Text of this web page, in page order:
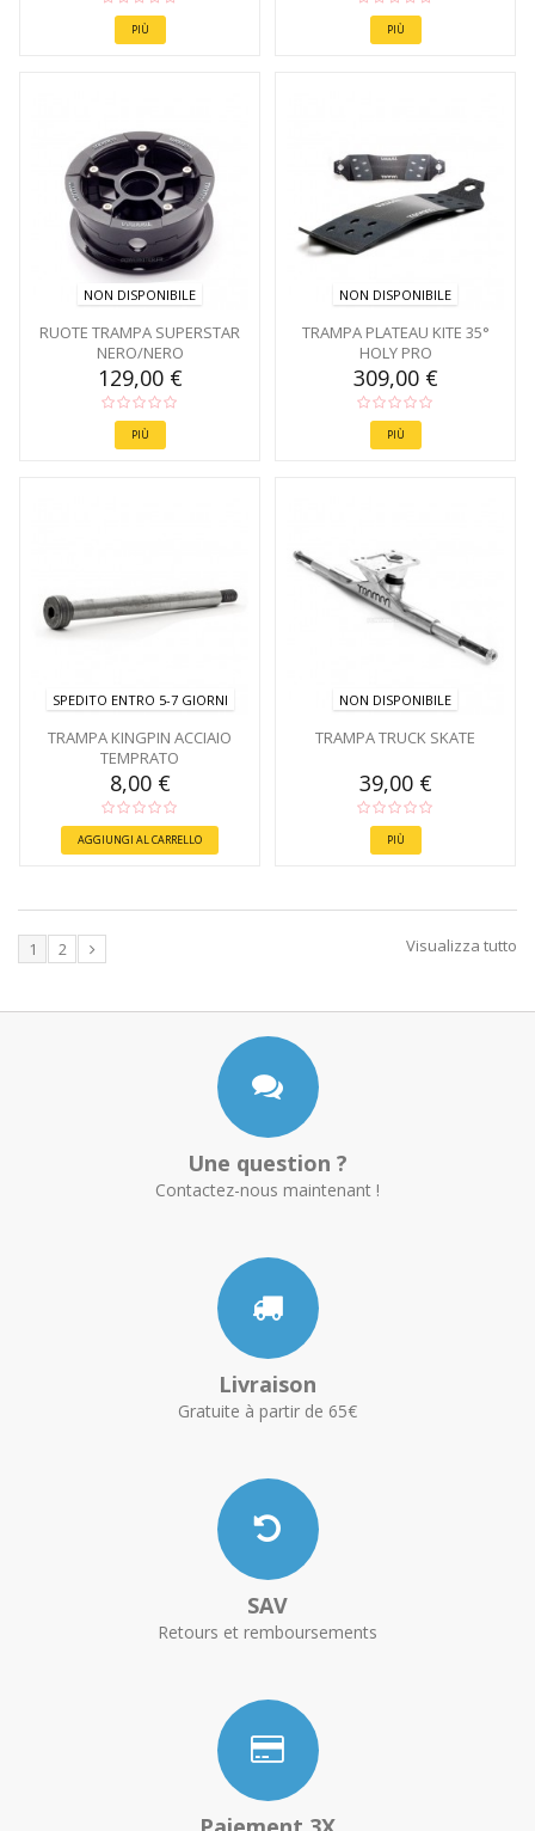
PIÙ PIÙ
NON DISPONIBILE
RUOTE TRAMPA SUPERSTAR
NERO/NERO
129,00 €
PIÙ
NON DISPONIBILE
TRAMPA PLATEAU KITE 35°
HOLY PRO
309,00 €
PIÙ
SPEDITO ENTRO 5-7 GIORNI
TRAMPA KINGPIN ACCIAIO
TEMPRATO
8,00 €
AGGIUNGI AL CARRELLO
NON DISPONIBILE
TRAMPA TRUCK SKATE
39,00 €
PIÙ
Visualizza tutto
1 2
Une question ?
Contactez-nous maintenant !
Livraison
Gratuite à partir de 65€
SAV
Retours et remboursements